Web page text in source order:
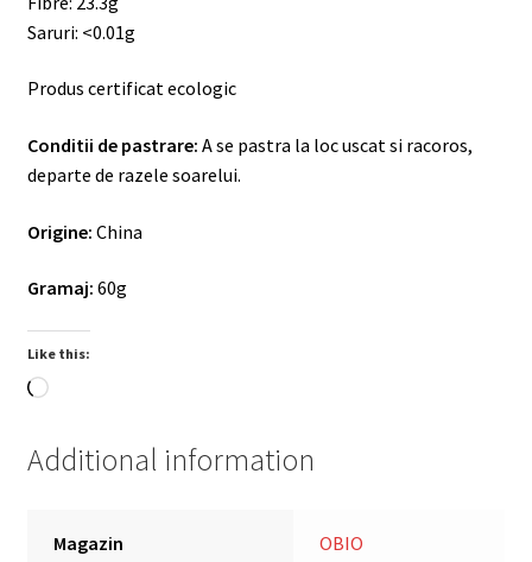
Saruri: <0.01g
Produs certificat ecologic
Conditii de pastrare: A se pastra la loc uscat si racoros,
departe de razele soarelui.
Origine: China
Gramaj: 60g
Like this:
Loading…
Additional information
Magazin OBIO